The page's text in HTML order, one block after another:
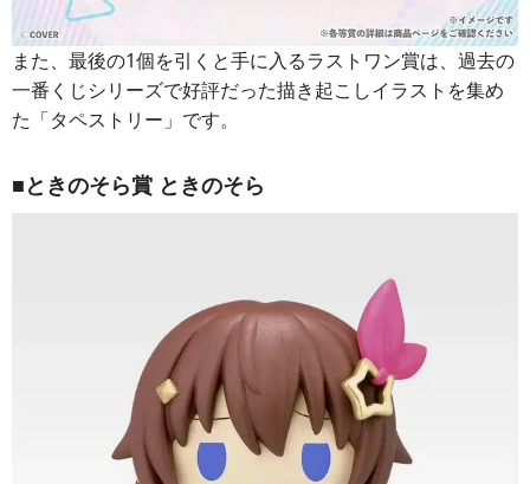
また、最後の1個を引くと手に入るラストワン賞は、過去の
一番くじシリーズで好評だった描き起こしイラストを集め
た「タペストリー」です。
■ときのそら賞 ときのそら